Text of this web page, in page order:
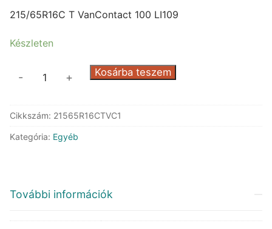
was:
is:
215/65R16C T VanContact 100 LI109
Készleten
Continental
LI109
mennyiség
- + Kosárba teszem
Cikkszám: 21565R16CTVC1
Kategória: Egyéb
További információk